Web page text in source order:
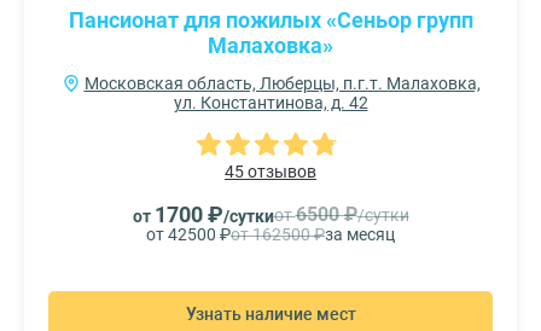
Пансионат для пожилых «Сеньор групп
Малаховка»
Московская область, Люберцы, п.г.т. Малаховка,
ул. Константинова, д. 42
45 отзывов
от 1700 ₽/суткиот6500 ₽/сутки
от 42500 ₽от 162500 ₽за месяц
Узнать наличие мест